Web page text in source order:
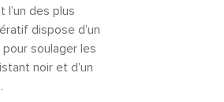
des plus
dispose d’un
soulager les
noir et d’un